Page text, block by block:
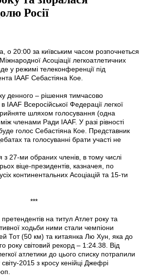
Росії
о 20:00 за київським часом розпочнеться
Асоціації легкоатлетичних
у режимі телеконференції під
IAAF Себастіяна Кое.
денного – рішення тимчасово
IAAF Всеросійської Федерації легкої
шляхом голосування (одна
членами Ради IAAF. У разі рівності
голос Себастіяна Кое. Представник
та голосуванні брати участі не
з 27-ми обраних членів, в тому числі
віце-президентів, казначея, по
континентальних Асоціацій та 15-ти
***
на титул Атлет року та
ходьби ними стали чемпіони
Тот (50 км) та китаянка Лю Хун, яка до
року світовий рекорд – 1:24.38. Від
атлетики до цього списку потрапили
2015 з кросу кенійці Джефрі